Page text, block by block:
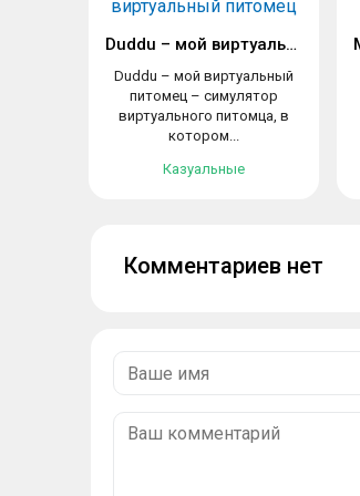
Duddu – мой виртуальный питомец
Duddu – мой виртуальный
питомец – симулятор
виртуального питомца, в
котором...
Казуальные
Комментариев нет